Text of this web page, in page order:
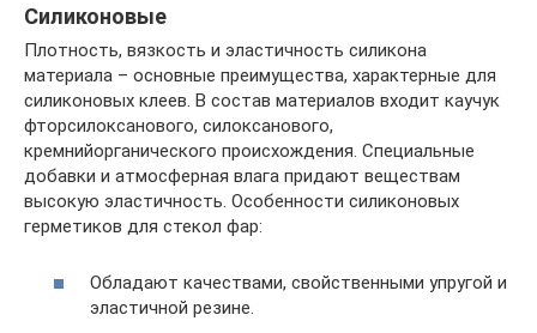
Силиконовые
Плотность, вязкость и эластичность силикона
материала – основные преимущества, характерные для
силиконовых клеев. В состав материалов входит каучук
фторсилоксанового, силоксанового,
кремнийорганического происхождения. Специальные
добавки и атмосферная влага придают веществам
высокую эластичность. Особенности силиконовых
герметиков для стекол фар:
Обладают качествами, свойственными упругой и
эластичной резине.